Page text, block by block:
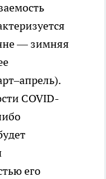
— зимняя
COVID-
его